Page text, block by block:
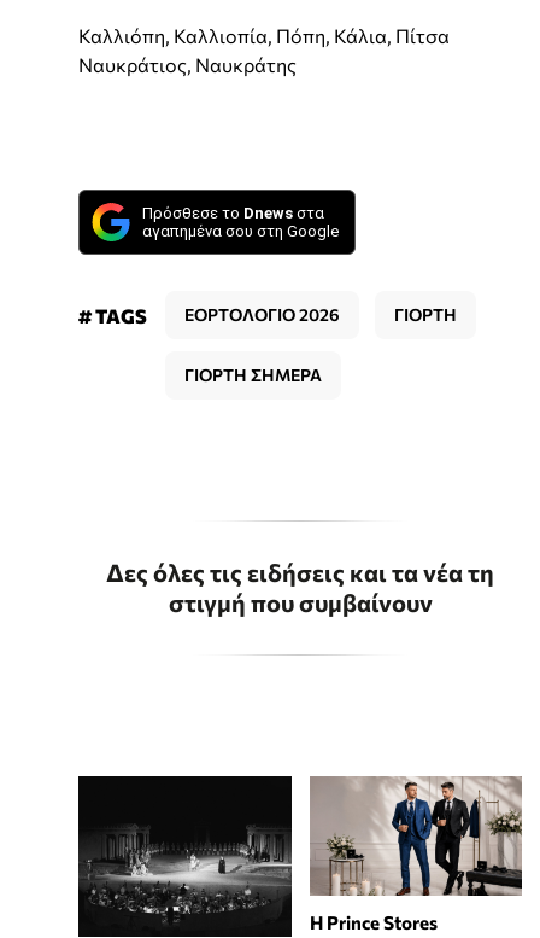
Καλλιόπη, Καλλιοπία, Πόπη, Κάλια, Πίτσα
Ναυκράτιος, Ναυκράτης
Πρόσθεσε το Dnews στα
αγαπημένα σου στη Google
# TAGS ΕΟΡΤΟΛΟΓΙΟ 2026 ΓΙΟΡΤΗ
ΓΙΟΡΤΗ ΣΗΜΕΡΑ
Δες όλες τις ειδήσεις και τα νέα τη
στιγμή που συμβαίνουν
Η Prince Stores